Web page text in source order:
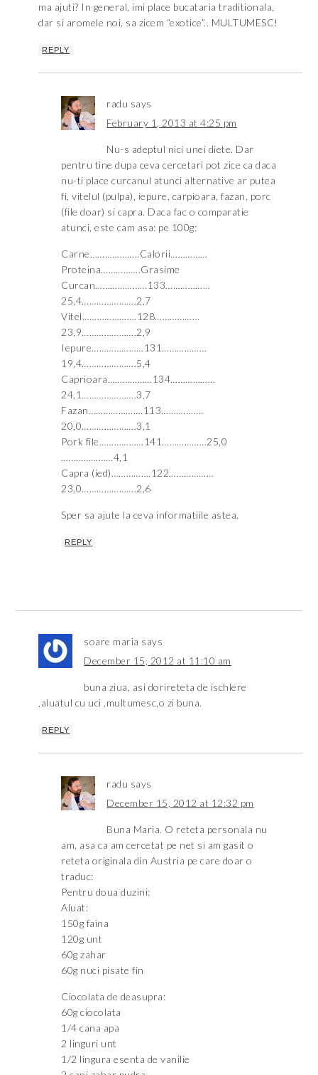
ma ajuti? In general, imi place bucataria traditionala,
dar si aromele noi, sa zicem “exotice”.. MULTUMESC!
REPLY
radu says
February 1, 2013 at 4:25 pm
Nu-s adeptul nici unei diete. Dar
pentru tine dupa ceva cercetari pot zice ca daca
nu-ti place curcanul atunci alternative ar putea
fi, vitelul (pulpa), iepure, carpioara, fazan, porc
(file doar) si capra. Daca fac o comparatie
atunci, este cam asa: pe 100g:
Carne………………..Calorii……………
Proteina…………….Grasime
Curcan…………………133………………
25,4………………….2,7
Vitel………………….128………………
23,9………………….2,9
Iepure…………………131………………
19,4………………….5,4
Caprioara………………134………………
24,1………………….3,7
Fazan………………….113……………..
20,0………………….3,1
Pork file………………141………………25,0
…………………4,1
Capra (ied)…………….122………………
23,0………………….2,6
Sper sa ajute la ceva informatiile astea.
REPLY
soare maria says
December 15, 2012 at 11:10 am
buna ziua, asi dorireteta de ischlere
,aluatul cu uci ,multumesc,o zi buna.
REPLY
radu says
December 15, 2012 at 12:32 pm
Buna Maria. O reteta personala nu
am, asa ca am cercetat pe net si am gasit o
reteta originala din Austria pe care doar o
traduc:
Pentru doua duzini:
Aluat:
150g faina
120g unt
60g zahar
60g nuci pisate fin
Ciocolata de deasupra:
60g ciocolata
1/4 cana apa
2 linguri unt
1/2 lingura esenta de vanilie